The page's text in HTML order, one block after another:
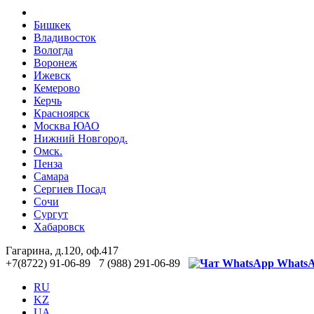
Бишкек
Владивосток
Вологда
Воронеж
Ижевск
Кемерово
Керчь
Красноярск
Москва ЮАО
Нижний Новгород.
Омск.
Пенза
Самара
Сергиев Посад
Сочи
Сургут
Хабаровск
Гагарина, д.120, оф.417
+7(8722) 91-06-89 7 (988) 291-06-89
RU
KZ